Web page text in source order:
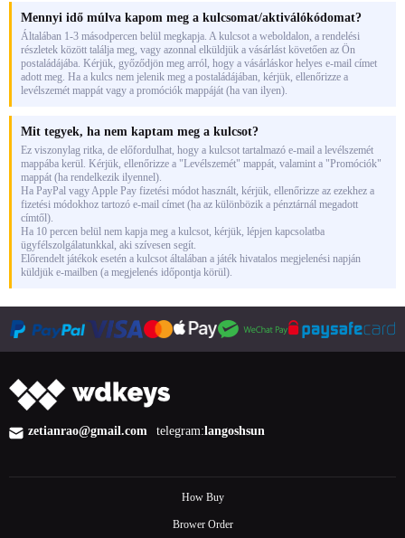
Mennyi idő múlva kapom meg a kulcsomat/aktiválókódomat?
Általában 1-3 másodpercen belül megkapja. A kulcsot a weboldalon, a rendelési
részletek között találja meg, vagy azonnal elküldjük a vásárlást követően az Ön
postaládájába. Kérjük, győződjön meg arról, hogy a vásárláskor helyes e-mail címet
adott meg. Ha a kulcs nem jelenik meg a postaládájában, kérjük, ellenőrizze a
levélszemét mappát vagy a promóciók mappáját (ha van ilyen).
Mit tegyek, ha nem kaptam meg a kulcsot?
Ez viszonylag ritka, de előfordulhat, hogy a kulcsot tartalmazó e-mail a levélszemét
mappába kerül. Kérjük, ellenőrizze a "Levélszemét" mappát, valamint a "Promóciók"
mappát (ha rendelkezik ilyennel).
Ha PayPal vagy Apple Pay fizetési módot használt, kérjük, ellenőrizze az ezekhez a
fizetési módokhoz tartozó e-mail címet (ha az különbözik a pénztárnál megadott
címtől).
Ha 10 percen belül nem kapja meg a kulcsot, kérjük, lépjen kapcsolatba
ügyfélszolgálatunkkal, aki szívesen segít.
Előrendelt játékok esetén a kulcsot általában a játék hivatalos megjelenési napján
küldjük e-mailben (a megjelenés időpontja körül).
zetianrao@gmail.com telegram:langoshsun
How Buy
Brower Order